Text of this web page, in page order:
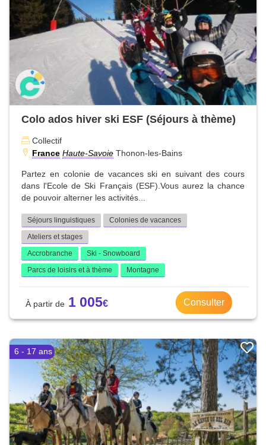
Colo ados hiver ski ESF (Séjours à thème)
Collectif
France Haute-Savoie Thonon-les-Bains
Partez en colonie de vacances ski en suivant des cours
dans l'Ecole de Ski Français (ESF).Vous aurez la chance
de pouvoir alterner les activités...
Séjours linguistiques
Colonies de vacances
Ateliers et stages
Accrobranche
Ski - Snowboard
Parcs de loisirs et à thème
Montagne
1 005 Consulter
6 - 17 ans